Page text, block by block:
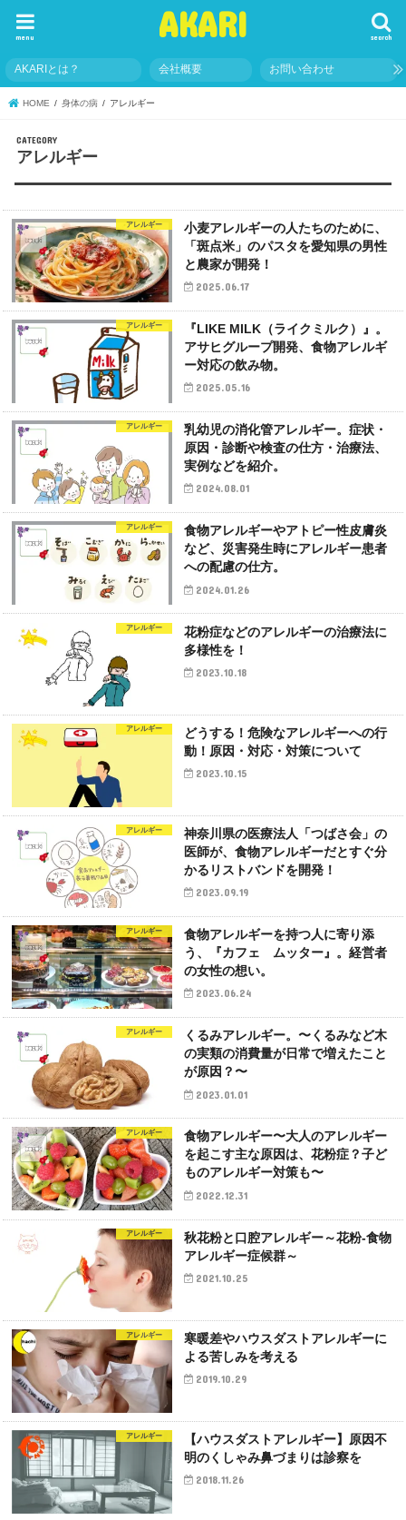
AKARI search
menu
AKARIとは？ 会社概要 お問い合わせ
HOME 身体の病 アレルギー
アレルギー
アレルギー
小麦アレルギーの人たちのために、
「斑点米」のパスタを愛知県の男性
と農家が開発！
2025.06.17
アレルギー
『LIKE MILK（ライクミルク）』。
アサヒグループ開発、食物アレルギ
ー対応の飲み物。
2025.05.16
アレルギー
乳幼児の消化管アレルギー。症状・
原因・診断や検査の仕方・治療法、
実例などを紹介。
2024.08.01
アレルギー
食物アレルギーやアトピー性皮膚炎
など、災害発生時にアレルギー患者
への配慮の仕方。
2024.01.26
アレルギー
花粉症などのアレルギーの治療法に
多様性を！
2023.10.18
アレルギー
どうする！危険なアレルギーへの行
動！原因・対応・対策について
2023.10.15
アレルギー
神奈川県の医療法人「つばさ会」の
医師が、食物アレルギーだとすぐ分
かるリストバンドを開発！
2023.09.19
アレルギー
食物アレルギーを持つ人に寄り添
う、『カフェ ムッター』。経営者
の女性の想い。
2023.06.24
アレルギー
くるみアレルギー。〜くるみなど木
の実類の消費量が日常で増えたこと
が原因？〜
2023.01.01
アレルギー
食物アレルギー〜大人のアレルギー
を起こす主な原因は、花粉症？子ど
ものアレルギー対策も〜
2022.12.31
アレルギー
秋花粉と口腔アレルギー～花粉‐食物
アレルギー症候群～
2021.10.25
アレルギー
寒暖差やハウスダストアレルギーに
よる苦しみを考える
2019.10.29
アレルギー
【ハウスダストアレルギー】原因不
明のくしゃみ鼻づまりは診察を
2018.11.26